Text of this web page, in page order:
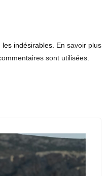
indésirables. En savoir plus
sont utilisées